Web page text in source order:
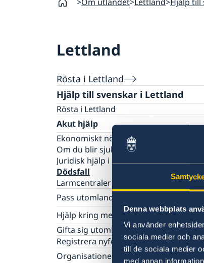
Denna webbplats
Vi använder
sociala medier och
till de sociala medier
med annan
Lettland
Rösta i Lettland
Hjälp till svenskar i Lettland
Rösta i Lettland
Akut hjälp
Ekonomiskt nödställd
Om du blir sjuk eller råkar ut för en
Juridisk hjälp i utlandet
Dödsfall
Larmcentraler
Pass utomlands
Förlust av pass
Förnyelse av pass för vuxna
Ansökan om pass för barn under 18 år
Provisoriskt pass
Nationellt ID-kort
Hjälp kring medborgarskap
Om svenskt medborgarskap
Dubbelt medborgarskap
Gifta sig utomlands
Registrera nyfödd utomlands
Organisationer och skolor